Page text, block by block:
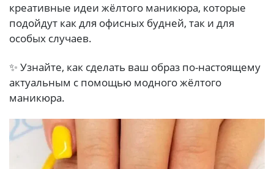
креативные идеи жёлтого маникюра, которые
подойдут как для офисных будней, так и для
особых случаев.
✨ Узнайте, как сделать ваш образ по-настоящему
актуальным с помощью модного жёлтого
маникюра.